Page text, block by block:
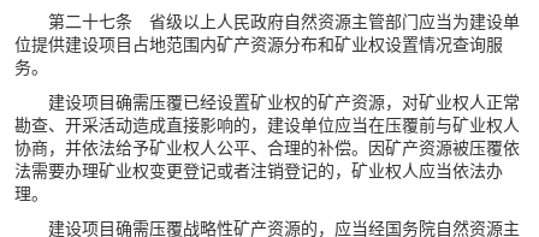
第二十七条 省级以上人民政府自然资源主管部门应当为建设单
位提供建设项目占地范围内矿产资源分布和矿业权设置情况查询服
务。
建设项目确需压覆已经设置矿业权的矿产资源，对矿业权人正常
勘查、开采活动造成直接影响的，建设单位应当在压覆前与矿业权人
协商，并依法给予矿业权人公平、合理的补偿。因矿产资源被压覆依
法需要办理矿业权变更登记或者注销登记的，矿业权人应当依法办
理。
建设项目确需压覆战略性矿产资源的，应当经国务院自然资源主